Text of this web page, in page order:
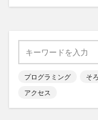
プログラミング そ
アクセス